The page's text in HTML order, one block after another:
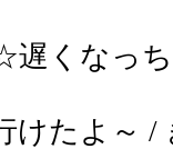
くなっち
たよ～ /